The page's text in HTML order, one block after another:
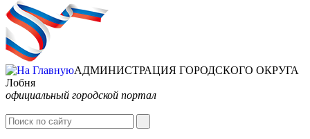
АДМИНИСТРАЦИЯ ГОРОДСКОГО ОКРУГА
Лобня
официальный городской портал